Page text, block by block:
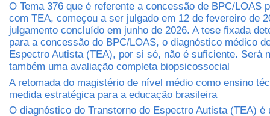
O Tema 376 que é referente a concessão de BPC/LOAS
com TEA, começou a ser julgado em 12 de fevereiro de
julgamento concluído em junho de 2026. A tese fixada
para a concessão do BPC/LOAS, o diagnóstico médico
Espectro Autista (TEA), por si só, não é suficiente. Será
também uma avaliação completa biopsicossocial
A retomada do magistério de nível médio como ensino
medida estratégica para a educação brasileira
O diagnóstico do Transtorno do Espectro Autista (TEA) é